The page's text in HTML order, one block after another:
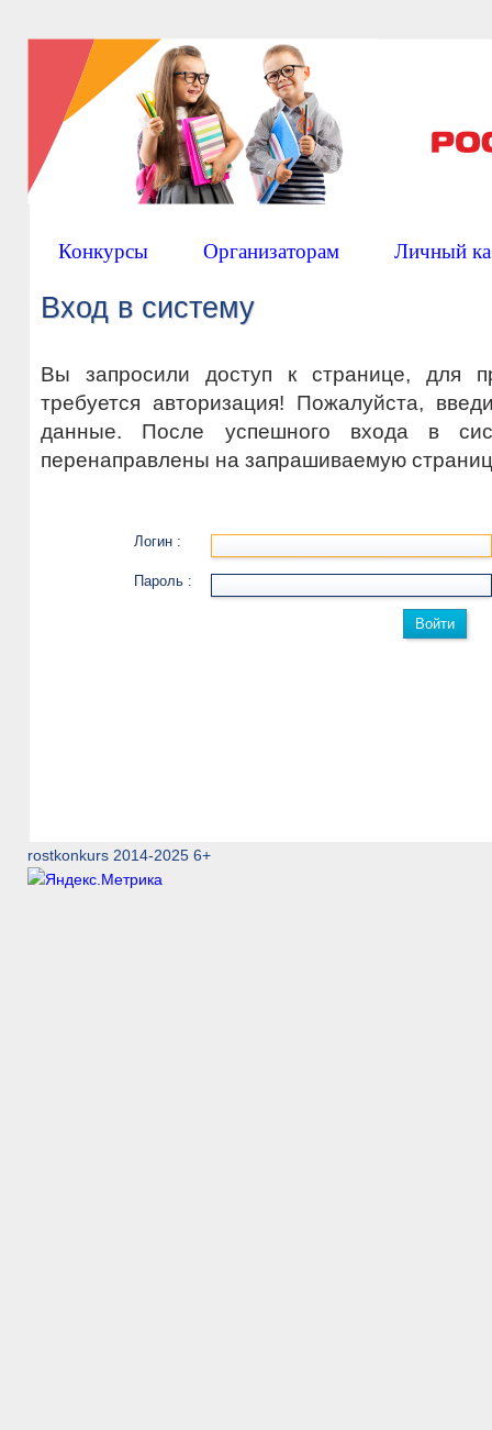
Конкурсы Организаторам Личный
Вход в систему
Вы запросили доступ к странице, для
требуется авторизация! Пожалуйста,
данные. После успешного входа в
перенаправлены на запрашиваемую
Логин :
Пароль :
rostkonkurs 2014-2025 6+